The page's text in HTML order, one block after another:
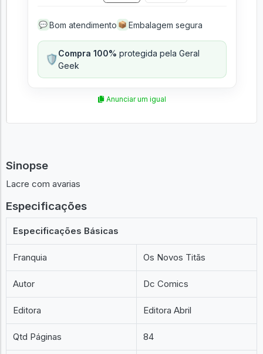
💬 Bom atendimento 📦 Embalagem segura
🛡️Compra 100% protegida pela Geral
Geek
Anunciar um igual
Sinopse
Lacre com avarias
Especificações
Especificações Básicas
Franquia Os Novos Titãs
Autor Dc Comics
Editora Editora Abril
Qtd Páginas 84